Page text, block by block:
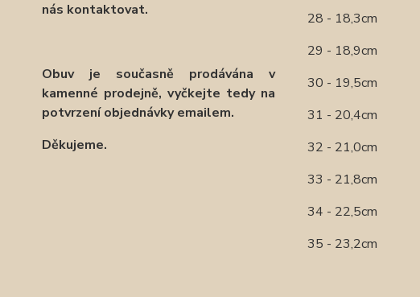
nás kontaktovat.
Obuv je současně prodávána v
kamenné prodejně, vyčkejte tedy na
potvrzení objednávky emailem.
Děkujeme.
28 - 18,3cm
29 - 18,9cm
30 - 19,5cm
31 - 20,4cm
32 - 21,0cm
33 - 21,8cm
34 - 22,5cm
35 - 23,2cm